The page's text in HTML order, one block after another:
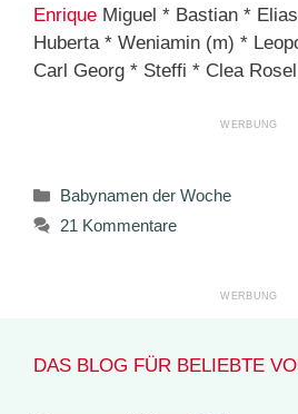
Enrique Miguel * Bastian *
Huberta * Weniamin (m) *
Carl Georg * Steffi * Clea Rosel
Kategorien
Babynamen der Woche
21 Kommentare
DAS BLOG FÜR BELIEBTE